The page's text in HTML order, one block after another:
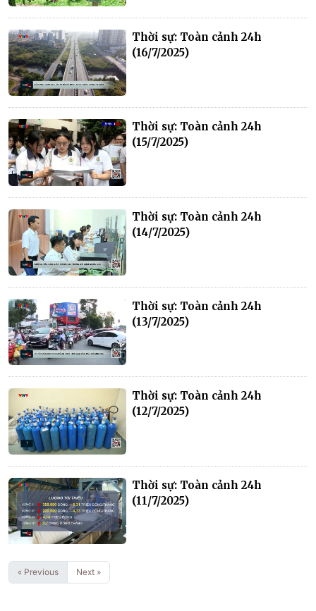
Thời sự: Toàn cảnh 24h
(16/7/2025)
Thời sự: Toàn cảnh 24h
(15/7/2025)
Thời sự: Toàn cảnh 24h
(14/7/2025)
Thời sự: Toàn cảnh 24h
(13/7/2025)
Thời sự: Toàn cảnh 24h
(12/7/2025)
Thời sự: Toàn cảnh 24h
(11/7/2025)
« Previous Next »